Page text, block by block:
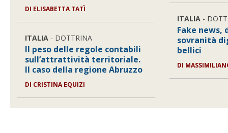
DI ELISABETTA TATÌ
ITALIA - DOTTRINA
Il peso delle regole contabili
sull’attrattività territoriale.
Il caso della regione Abruzzo
DI CRISTINA EQUIZI
ITALIA -
Fake news,
sovranità
bellici
DI